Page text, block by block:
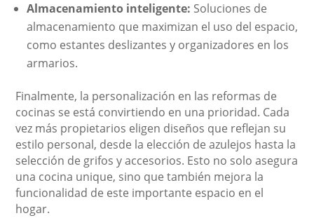
Almacenamiento inteligente: Soluciones de
almacenamiento que maximizan el uso del espacio,
como estantes deslizantes y organizadores en los
armarios.
Finalmente, la personalización en las reformas de
cocinas se está convirtiendo en una prioridad. Cada
vez más propietarios eligen diseños que reflejan su
estilo personal, desde la elección de azulejos hasta la
selección de grifos y accesorios. Esto no solo asegura
una cocina unique, sino que también mejora la
funcionalidad de este importante espacio en el
hogar.